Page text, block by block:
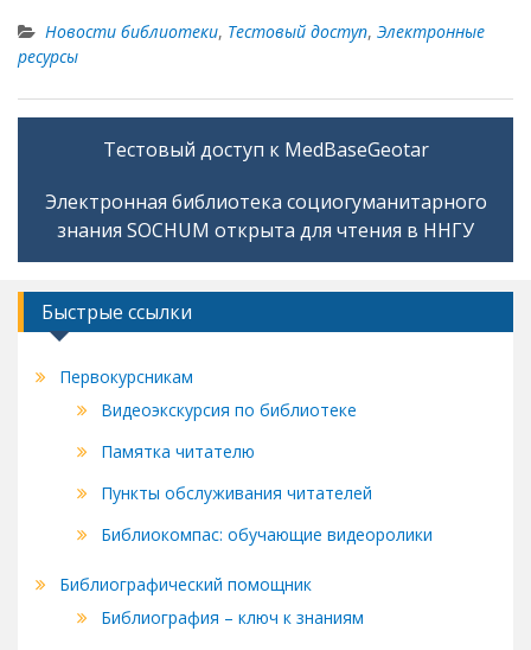
n
kl
s
ni
ki
a
Новости библиотеки, Тестовый доступ, Электронные
ресурсы
Навигация
по
записям
Тестовый доступ к MedBasеGeotar
Электронная библиотека социогуманитарного
знания SOCHUM открыта для чтения в ННГУ
Быстрые ссылки
Первокурсникам
Видеоэкскурсия по библиотеке
Памятка читателю
Пункты обслуживания читателей
Библиокомпас: обучающие видеоролики
Библиографический помощник
Библиография – ключ к знаниям